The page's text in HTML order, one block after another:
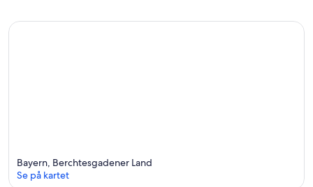
Bayern, Berchtesgadener Land
Se på kartet